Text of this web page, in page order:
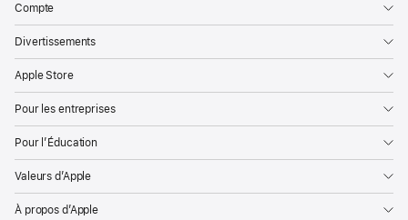
Compte
Divertissements
Apple Store
Pour les entreprises
Pour l’Éducation
Valeurs d’Apple
À propos d’Apple